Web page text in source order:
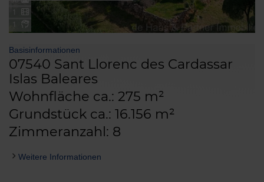
1
Basisinformationen
07540 Sant Llorenc des Cardassar
Islas Baleares
Wohnfläche ca.: 275 m²
Grundstück ca.: 16.156 m²
Zimmeranzahl: 8
Weitere Informationen